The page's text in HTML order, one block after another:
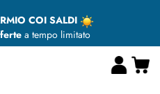
COI SALDI
a tempo limitato